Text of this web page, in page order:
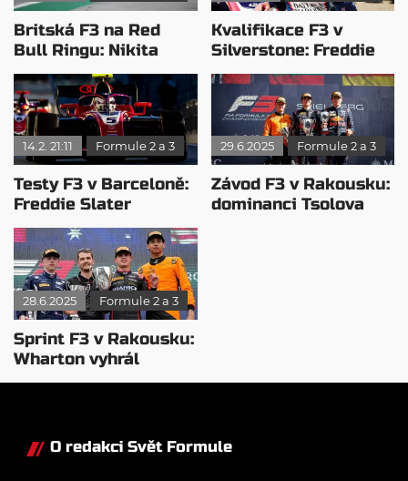
Britská F3 na Red
Bull Ringu: Nikita
Bedrin jezdil ve své
vlastní lize
Kvalifikace F3 v
Silverstone: Freddie
Slater byl doma
neporazitelný
14.2. 21:11 Formule 2 a 3
Testy F3 v Barceloně:
Freddie Slater
potvrdil roli favorita
29.6.2025 Formule 2 a 3
Závod F3 v Rakousku:
dominanci Tsolova
28.6.2025 Formule 2 a 3
Sprint F3 v Rakousku:
Wharton vyhrál
stylem start-cíl
O redakci Svět Formule